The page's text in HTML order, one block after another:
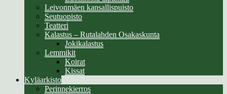
Leivonmäen kansallispuisto
Seutuopisto
Teatteri
Kalastus – Rutalahden Osakaskunta
Jokikalastus
Lemmikit
Koirat
Kissat
Kyläarkisto
Perinnekierros